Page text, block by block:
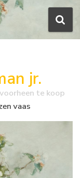
jr.
te koop
vaas